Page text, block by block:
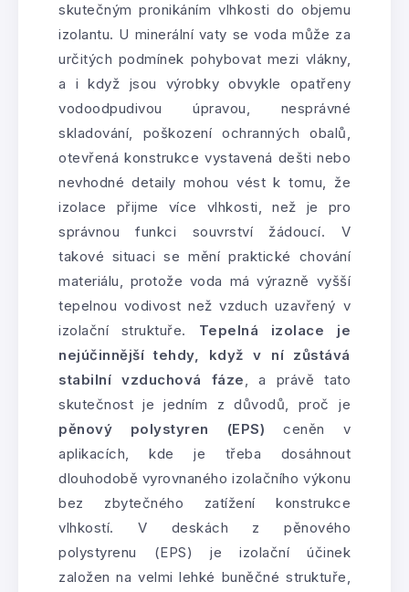
skutečným pronikáním vlhkosti do objemu
izolantu. U minerální vaty se voda může za
určitých podmínek pohybovat mezi vlákny,
a i když jsou výrobky obvykle opatřeny
vodoodpudivou úpravou, nesprávné
skladování, poškození ochranných obalů,
otevřená konstrukce vystavená dešti nebo
nevhodné detaily mohou vést k tomu, že
izolace přijme více vlhkosti, než je pro
správnou funkci souvrství žádoucí. V
takové situaci se mění praktické chování
materiálu, protože voda má výrazně vyšší
tepelnou vodivost než vzduch uzavřený v
izolační struktuře. Tepelná izolace je
nejúčinnější tehdy, když v ní zůstává
stabilní vzduchová fáze, a právě tato
skutečnost je jedním z důvodů, proč je
pěnový polystyren (EPS) ceněn v
aplikacích, kde je třeba dosáhnout
dlouhodobě vyrovnaného izolačního výkonu
bez zbytečného zatížení konstrukce
vlhkostí. V deskách z pěnového
polystyrenu (EPS) je izolační účinek
založen na velmi lehké buněčné struktuře,